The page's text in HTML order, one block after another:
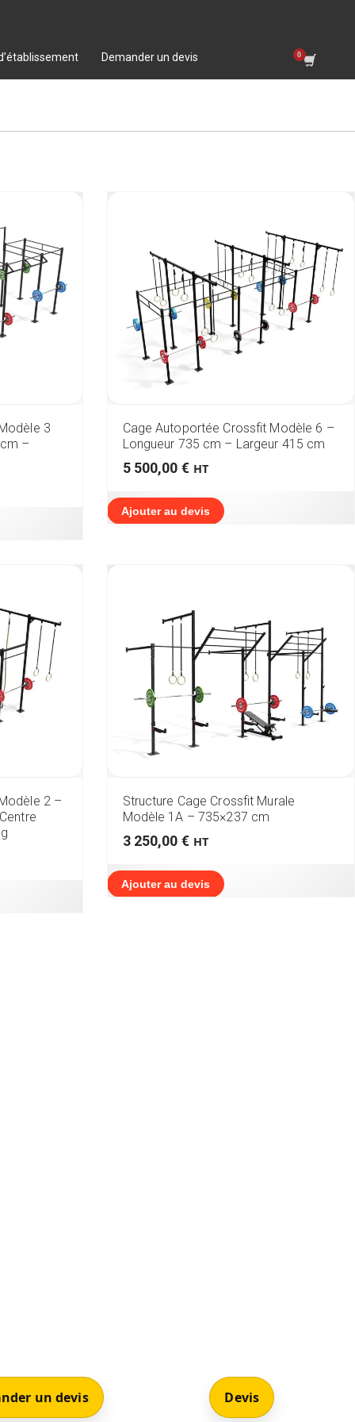
Demander un devis
3
–
Cage Autoportée Crossfit Modèle 6 –
Longueur 735 cm – Largeur 415 cm
5 500,00 € HT
Ajouter au devis
2 –
Structure Cage Crossfit Murale
Modèle 1A – 735×237 cm
3 250,00 € HT
Ajouter au devis
un devis Devis